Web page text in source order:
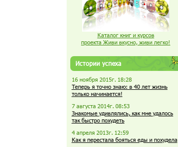
Каталог книг и курсов
проекта Живи вкусно, живи легко!
Истории успеха
16 ноября 2015г. 18:28
Теперь я точно знаю: в 40 лет жизнь
только начинается!
7 августа 2014г. 08:53
Знакомые удивлялись, как мне удалось
так быстро похудеть
4 апреля 2013г. 12:59
Как я перестала бояться еды и похудела